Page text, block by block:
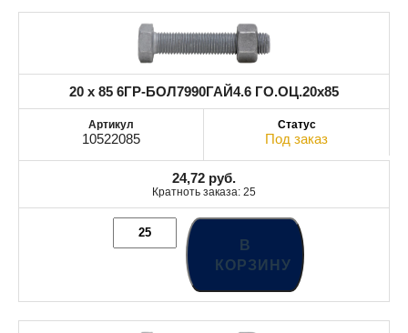
20 x 85 6ГР-БОЛ7990ГАЙ4.6 ГО.ОЦ.20x85
10522085 Под заказ
24,72 руб.
Кратноть заказа: 25
В
КОРЗИНУ